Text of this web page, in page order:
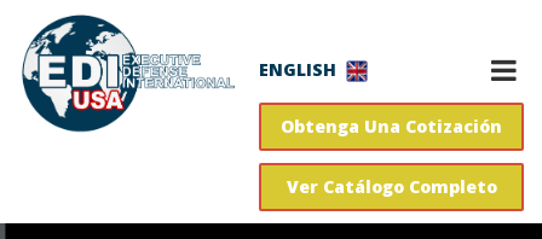
ENGLISH
Obtenga Una Cotización
Ver Catálogo Completo